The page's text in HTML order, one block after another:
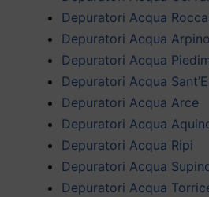
Depuratori Acqua
Depuratori Acqua Arpino
Depuratori Acqua
Depuratori Acqua
Depuratori Acqua Arce
Depuratori Acqua
Depuratori Acqua Ripi
Depuratori Acqua
Depuratori Acqua